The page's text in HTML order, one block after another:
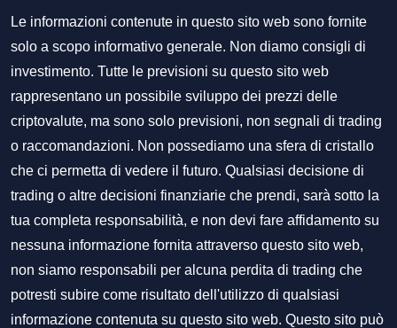
Le informazioni contenute in questo sito web sono fornite
solo a scopo informativo generale. Non diamo consigli di
investimento. Tutte le previsioni su questo sito web
rappresentano un possibile sviluppo dei prezzi delle
criptovalute, ma sono solo previsioni, non segnali di trading
o raccomandazioni. Non possediamo una sfera di cristallo
che ci permetta di vedere il futuro. Qualsiasi decisione di
trading o altre decisioni finanziarie che prendi, sarà sotto la
tua completa responsabilità, e non devi fare affidamento su
nessuna informazione fornita attraverso questo sito web,
non siamo responsabili per alcuna perdita di trading che
potresti subire come risultato dell'utilizzo di qualsiasi
informazione contenuta su questo sito web. Questo sito può